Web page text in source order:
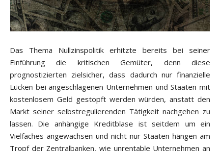
Das Thema Nullzinspolitik erhitzte bereits bei seiner
Einführung die kritischen Gemüter, denn diese
prognostizierten zielsicher, dass dadurch nur finanzielle
Lücken bei angeschlagenen Unternehmen und Staaten mit
kostenlosem Geld gestopft werden würden, anstatt den
Markt seiner selbstregulierenden Tätigkeit nachgehen zu
lassen. Die anhängige Kreditblase ist seitdem um ein
Vielfaches angewachsen und nicht nur Staaten hängen am
Tropf der Zentralbanken, wie unrentable Unternehmen an